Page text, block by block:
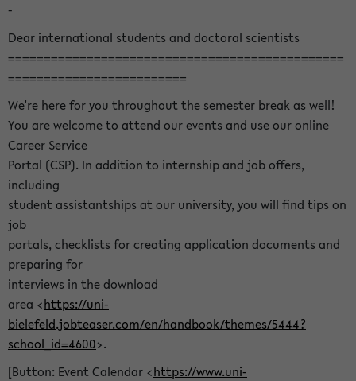
-
Dear international students and doctoral scientists
===============================================
=========================
We're here for you throughout the semester break as well!
You are welcome to attend our events and use our online
Career Service
Portal (CSP). In addition to internship and job offers,
including
student assistantships at our university, you will find tips on
job
portals, checklists for creating application documents and
preparing for
interviews in the download
area <https://uni-
bielefeld.jobteaser.com/en/handbook/themes/5444?
school_id=4600>.
[Button: Event Calendar <https://www.uni-